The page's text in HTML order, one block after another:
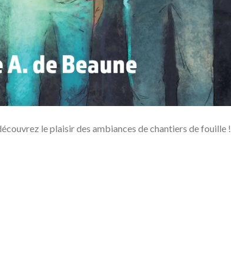
le plaisir des ambiances de chantiers de fouille !